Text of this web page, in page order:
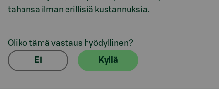
tahansa ilman erillisiä kustannuksia.
Oliko tämä vastaus hyödyllinen?
Ei Kyllä